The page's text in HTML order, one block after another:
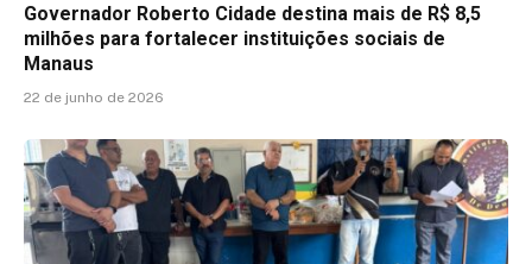
Governador Roberto Cidade destina mais de R$ 8,5
milhões para fortalecer instituições sociais de
Manaus
22 de junho de 2026